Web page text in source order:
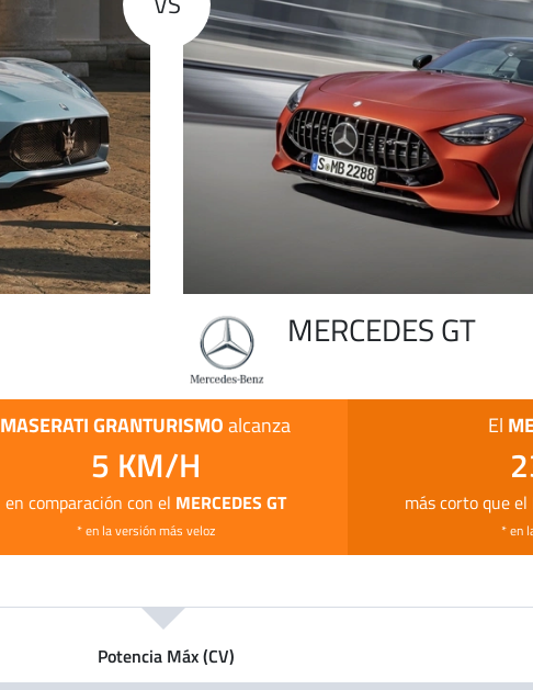
MERCEDES GT
MASERATI GRANTURISMO alcanza
5 KM/H
en comparación con el MERCEDES GT
* en la versión más veloz
El
más corto que el
* en
Potencia Máx (CV)